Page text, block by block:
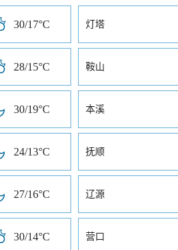
30/17°C 灯塔
28/15°C 鞍山
30/19°C 本溪
24/13°C 抚顺
27/16°C 辽源
30/14°C 营口